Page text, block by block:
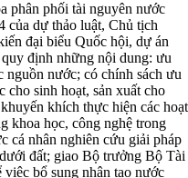
phân phối tài nguyên nước
của dự thảo luật, Chủ tịch
đại biểu Quốc hội, dự án
định những nội dung: ưu
nguồn nước; có chính sách ưu
sinh hoạt, sản xuất cho
khích thực hiện các hoạt
khoa học, công nghệ trong
cá nhân nghiên cứu giải pháp
đất; giao Bộ trưởng Bộ Tài
bổ sung nhân tạo nước